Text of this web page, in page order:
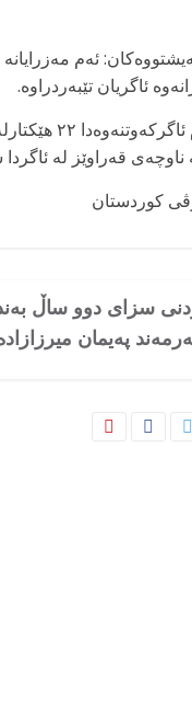
ئەم
ئاگریان تێبەردراوە.
ناوچەی قەراوێز لە
کوردستان
سزای دوو ساڵ
پەیمان